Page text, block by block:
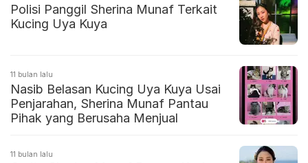
Polisi Panggil Sherina Munaf Terkait
Kucing Uya Kuya
11 bulan lalu
Nasib Belasan Kucing Uya Kuya Usai
Penjarahan, Sherina Munaf Pantau
Pihak yang Berusaha Menjual
11 bulan lalu